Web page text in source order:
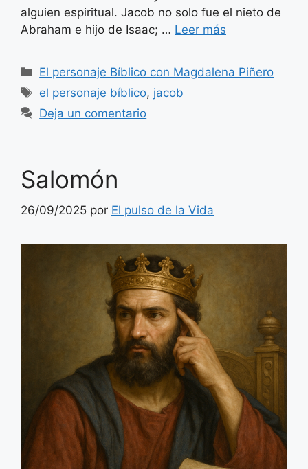
alguien espiritual. Jacob no solo fue el nieto de
Abraham e hijo de Isaac; … Leer más
Categorías
El personaje Bíblico con Magdalena Piñero
Etiquetas
el personaje bíblico, jacob
Deja un comentario
Salomón
26/09/2025 por El pulso de la Vida